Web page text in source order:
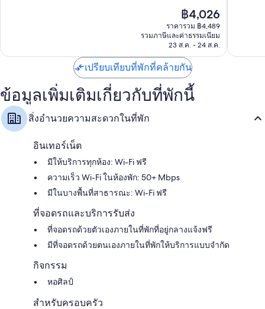
ราคา
ปัจจุบัน
คือ
฿4,026
฿4,026
ราคารวม ฿4,489
รวมภาษีและค่าธรรมเนียม
23 ส.ค. - 24 ส.ค.
เปรียบเทียบที่พักที่คล้ายกัน
ข้อมูลเพิ่มเติมเกี่ยวกับที่พักนี้
สิ่งอำนวยความสะดวกในที่พัก
อินเทอร์เน็ต
มีให้บริการทุกห้อง: Wi-Fi ฟรี
ความเร็ว Wi-Fi ในห้องพัก: 50+ Mbps
มีในบางพื้นที่สาธารณะ: Wi-Fi ฟรี
ที่จอดรถและบริการรับส่ง
ที่จอดรถด้วยตัวเองภายในที่พักที่อยู่กลางแจ้งฟรี
มีที่จอดรถด้วยตนเองภายในที่พักให้บริการแบบจำกัด
กิจกรรม
หอศิลป์
สำหรับครอบครัว